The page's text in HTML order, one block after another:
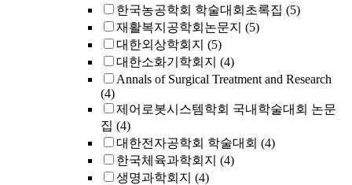
한국농공학회 학술대회초록집 (5)
재활복지공학회논문지 (5)
대한외상학회지 (5)
대한소화기학회지 (4)
Annals of Surgical Treatment and Research
(4)
제어로봇시스템학회 국내학술대회 논문
집 (4)
대한전자공학회 학술대회 (4)
한국체육과학회지 (4)
생명과학회지 (4)